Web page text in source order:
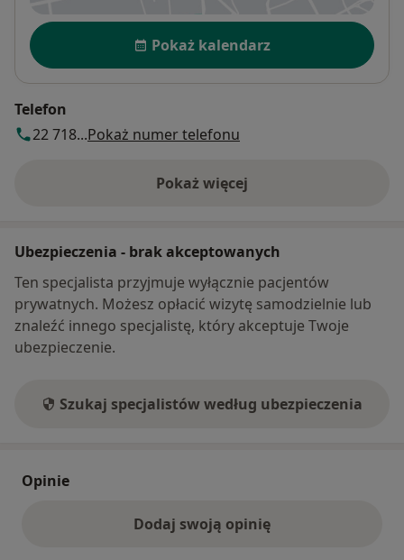
Dostępność
Pokaż kalendarz
Telefon
22 718...Pokaż numer telefonu
Pokaż więcej
o adresie
Ubezpieczenia - brak akceptowanych
Ten specjalista przyjmuje wyłącznie pacjentów
prywatnych. Możesz opłacić wizytę samodzielnie lub
znaleźć innego specjalistę, który akceptuje Twoje
ubezpieczenie.
Szukaj specjalistów według ubezpieczenia
Opinie
Dodaj swoją opinię